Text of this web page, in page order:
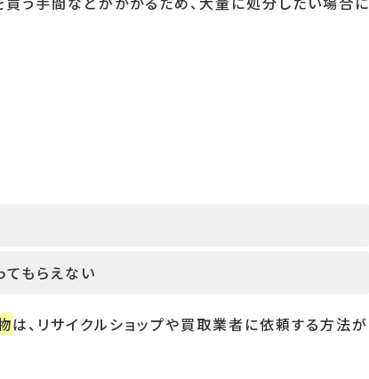
てもらえない
は、リサイクルショップや買取業者に依頼する方法が